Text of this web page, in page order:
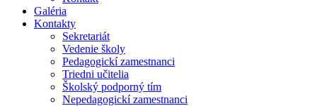
Galéria
Kontakty
Sekretariát
Vedenie školy
Pedagogickí zamestnanci
Triedni učitelia
Školský podporný tím
Nepedagogickí zamestnanci